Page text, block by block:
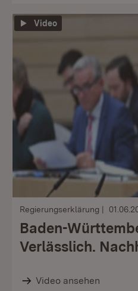
Video
Regierungserklärung
Baden-
Verlässlich.
Video ansehen